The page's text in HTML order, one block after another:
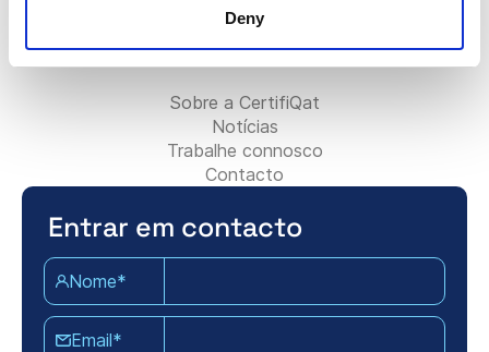
Deny
Adicione a sua empresa de consultoria
Contacte a equipa de parceiros
Sobre Certifiqat:
Sobre a CertifiQat
Notícias
Trabalhe connosco
Contacto
Entrar em contacto
Nome*
Email*